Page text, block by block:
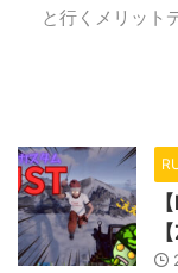
いと保証はできません
われないようにするポ
と行くメリット